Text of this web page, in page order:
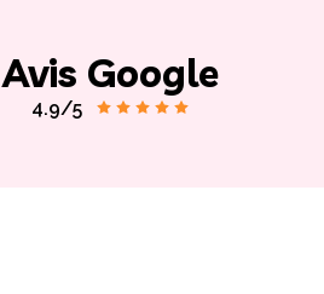
Avis Google
4.9/5